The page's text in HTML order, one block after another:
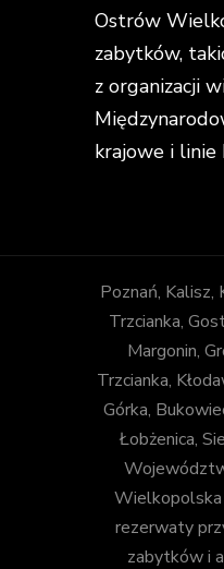
Ostrów
zabytków,
z organizacji
krajowe i linie
Poznań, Kalisz,
Trzcianka,
Margonin,
Trzcianka,
Górka,
Łobżenica,
Wielkopolska
rezerwaty
zabytków i